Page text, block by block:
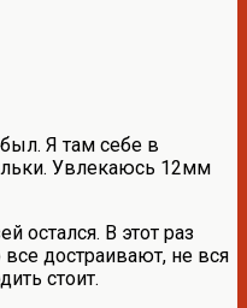
Я там себе в
Увлекаюсь 12мм
остался. В этот раз
достраивают, не вся
стоит.